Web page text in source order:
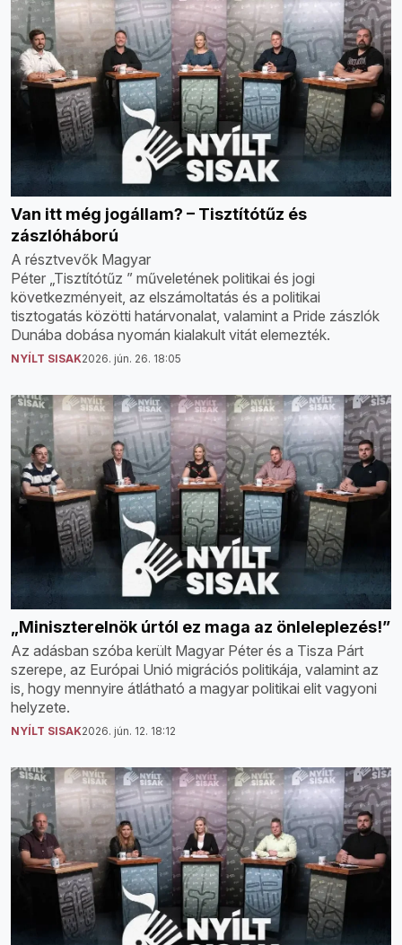
Van itt még jogállam? – Tisztítótűz és
zászlóháború
A résztvevők Magyar
Péter „Tisztítótűz ” műveletének politikai és jogi
következményeit, az elszámoltatás és a politikai
tisztogatás közötti határvonalat, valamint a Pride zászlók
Dunába dobása nyomán kialakult vitát elemezték.
NYÍLT SISAK2026. jún. 26. 18:05
„Miniszterelnök úrtól ez maga az önleleplezés!”
Az adásban szóba került Magyar Péter és a Tisza Párt
szerepe, az Európai Unió migrációs politikája, valamint az
is, hogy mennyire átlátható a magyar politikai elit vagyoni
helyzete.
NYÍLT SISAK2026. jún. 12. 18:12